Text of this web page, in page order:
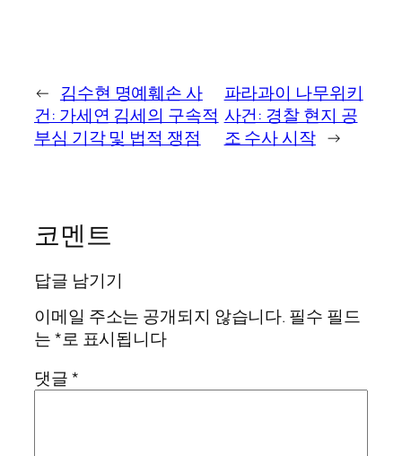
← 김수현 명예훼손 사
건: 가세연 김세의 구속적
부심 기각 및 법적 쟁점
파라과이 나무위키
사건: 경찰 현지 공
조 수사 시작 →
코멘트
답글 남기기
이메일 주소는 공개되지 않습니다. 필수 필드
는*로 표시됩니다
댓글*